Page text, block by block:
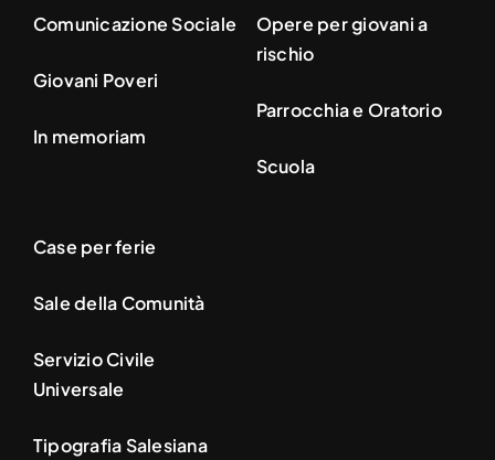
Comunicazione Sociale
Giovani Poveri
In memoriam
Opere per giovani a
rischio
Parrocchia e Oratorio
Scuola
Case per ferie
Sale della Comunità
Servizio Civile
Universale
Tipografia Salesiana